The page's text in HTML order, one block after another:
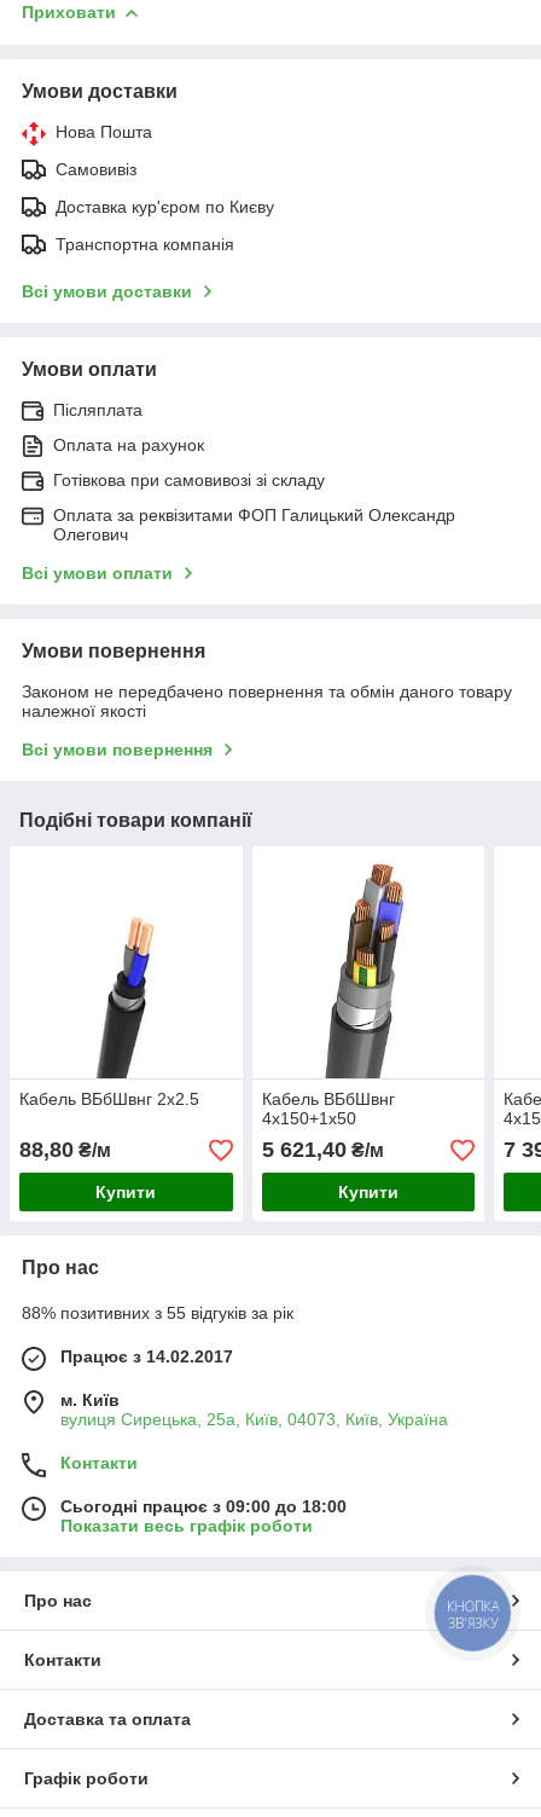
Приховати
Умови доставки
Нова Пошта
Самовивіз
Доставка кур'єром по Києву
Транспортна компанія
Всі умови доставки
Умови оплати
Післяплата
Оплата на рахунок
Готівкова при самовивозі зі складу
Оплата за реквізитами ФОП Галицький Олександр
Олегович
Всі умови оплати
Умови повернення
Законом не передбачено повернення та обмін даного товару
належної якості
Всі умови повернення
Подібні товари компанії
Кабель ВБбШвнг 2х2.5
88,80 ₴/м
Купити
Кабель ВБбШвнг
4х150+1х50
5 621,40₴/м
Купити
7
Про нас
88% позитивних з 55 відгуків за рік
Працює з 14.02.2017
м. Київ
вулиця Сирецька, 25а, Київ, 04073, Київ, Україна
Контакти
Сьогодні працює з 09:00 до 18:00
Показати весь графік роботи
Про нас
Контакти
Доставка та оплата
Графік роботи
КНОПКА
ЗВ'ЯЗКУ